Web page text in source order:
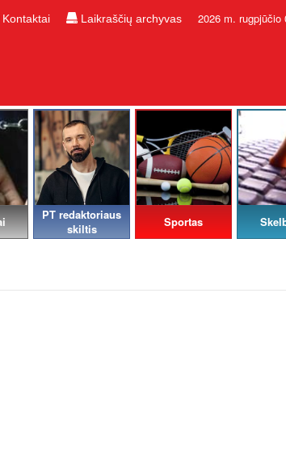
Kontaktai Laikraščių archyvas 2026 m. rugpjūčio
PT redaktoriaus
skiltis
Sportas